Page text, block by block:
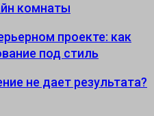
комнаты
проекте: как
под стиль
не дает результата?